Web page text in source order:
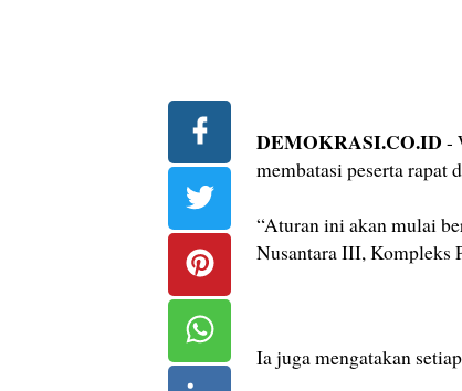
DEMOKRASI.CO.ID -
membatasi peserta rapat
“Aturan ini akan mulai
Nusantara III, Kompleks
Ia juga mengatakan